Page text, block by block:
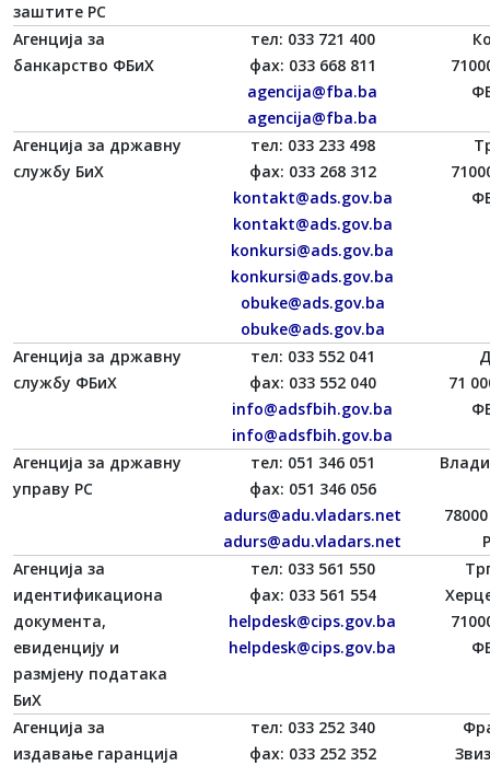
заштите РС
Агенција за
банкарство ФБиХ
тел: 033 721 400
фаx: 033 668 811
agencija@fba.ba
agencija@fba.ba
Агенција за државну
службу БиХ
тел: 033 233 498
фаx: 033 268 312
kontakt@ads.gov.ba
kontakt@ads.gov.ba
konkursi@ads.gov.ba
konkursi@ads.gov.ba
obuke@ads.gov.ba
obuke@ads.gov.ba
Агенција за државну
службу ФБиХ
тел: 033 552 041
фаx: 033 552 040
info@adsfbih.gov.ba
info@adsfbih.gov.ba
71
Агенција за државну
управу РС
тел: 051 346 051
фаx: 051 346 056
adurs@adu.vladars.net
adurs@adu.vladars.net
Агенција за
идентификациона
документа,
евиденцију и
размјену података
БиХ
тел: 033 561 550
фаx: 033 561 554
helpdesk@cips.gov.ba
helpdesk@cips.gov.ba
Агенција за
издавање гаранција
тел: 033 252 340
фаx: 033 252 352